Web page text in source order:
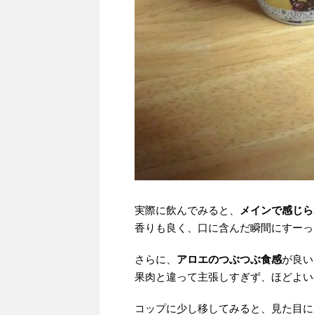
実際に飲んでみると、
メインで感じ
香りも良く、口に含んだ瞬間にすー
さらに、 アロエのつぶつぶ食感が良
果肉と違って主張しすぎず、ほどよ
コップに少し移してみると、見た目